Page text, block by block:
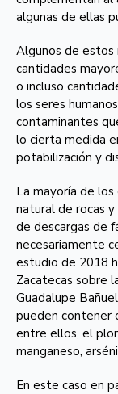
algunas de ellas
Algunos de estos
cantidades
o incluso
los seres
contaminantes
lo cierta medida
potabilización y
La mayoría de
natural de rocas
de descargas de
necesariamente
estudio de 2018
Zacatecas sobre
Guadalupe
pueden contener
entre ellos, el
manganeso,
En este caso en